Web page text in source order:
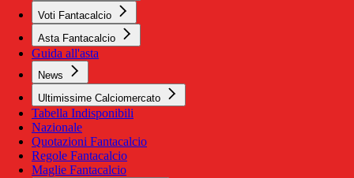
Voti Fantacalcio
Asta Fantacalcio
Guida all'asta
News
Ultimissime Calciomercato
Tabella Indisponibili
Nazionale
Quotazioni Fantacalcio
Regole Fantacalcio
Maglie Fantacalcio